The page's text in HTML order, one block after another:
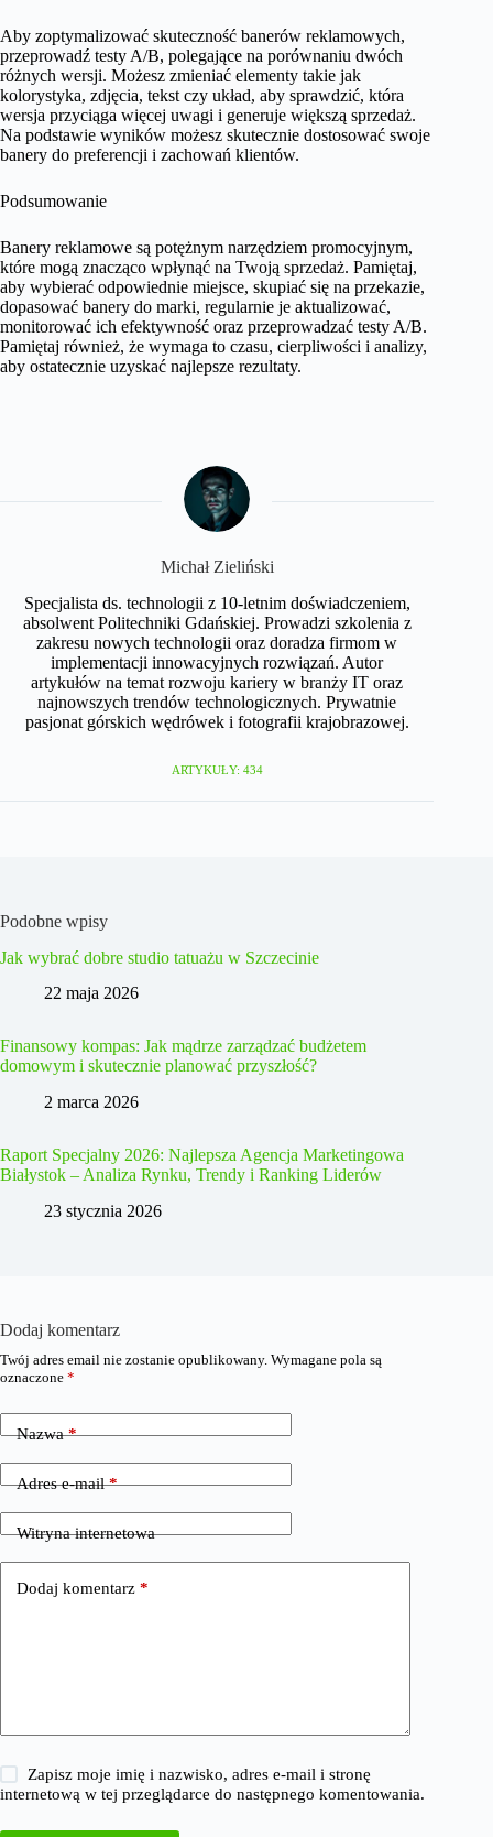
Aby zoptymalizować skuteczność banerów reklamowych,
przeprowadź testy A/B, polegające na porównaniu dwóch
różnych wersji. Możesz zmieniać elementy takie jak
kolorystyka, zdjęcia, tekst czy układ, aby sprawdzić, która
wersja przyciąga więcej uwagi i generuje większą sprzedaż.
Na podstawie wyników możesz skutecznie dostosować swoje
banery do preferencji i zachowań klientów.
Podsumowanie
Banery reklamowe są potężnym narzędziem promocyjnym,
które mogą znacząco wpłynąć na Twoją sprzedaż. Pamiętaj,
aby wybierać odpowiednie miejsce, skupiać się na przekazie,
dopasować banery do marki, regularnie je aktualizować,
monitorować ich efektywność oraz przeprowadzać testy A/B.
Pamiętaj również, że wymaga to czasu, cierpliwości i analizy,
aby ostatecznie uzyskać najlepsze rezultaty.
Michał Zieliński
Specjalista ds. technologii z 10-letnim doświadczeniem,
absolwent Politechniki Gdańskiej. Prowadzi szkolenia z
zakresu nowych technologii oraz doradza firmom w
implementacji innowacyjnych rozwiązań. Autor
artykułów na temat rozwoju kariery w branży IT oraz
najnowszych trendów technologicznych. Prywatnie
pasjonat górskich wędrówek i fotografii krajobrazowej.
ARTYKUŁY: 434
Podobne wpisy
Jak wybrać dobre studio tatuażu w Szczecinie
22 maja 2026
Finansowy kompas: Jak mądrze zarządzać budżetem
domowym i skutecznie planować przyszłość?
2 marca 2026
Raport Specjalny 2026: Najlepsza Agencja Marketingowa
Białystok – Analiza Rynku, Trendy i Ranking Liderów
23 stycznia 2026
Dodaj komentarz
Twój adres email nie zostanie opublikowany. Wymagane pola są
oznaczone *
Nazwa*
Adres e-mail*
Witryna internetowa
Dodaj komentarz *
Zapisz moje imię i nazwisko, adres e-mail i stronę
internetową w tej przeglądarce do następnego komentowania.